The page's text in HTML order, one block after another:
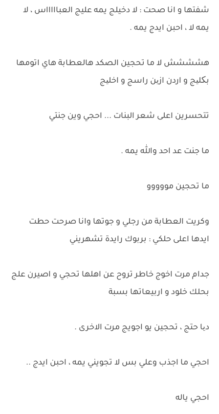
شفتها و انا صحت : لا دخيلج يمه عليج العباااااس ، لا
يمه لا ، احبن ايدج يمه .
هشششش لا ما تحجين الصكد هالعطابة هاي اتومها
بکلیج و اردن ازین راسج و اخلیج
تتحسرين اعلى شعر البنات ... احجي وين جنتي
ما جنت عد احد والله يمه .
ما تحجين مووووو
وكريت العطابة من رجلي و جوتها وانا صرحت حطت
ايدها اعلى حلكي : بربوك رايدة تشهريني
جدام مرت اخوج خاطر تروح عن اهلها تحجي و اصيرن علج
بحلك خلود و اربيعاتها بسبة
دیا حتج ، تحجين يو اجويج مرت الاخرى .
احجي ما اجذب وعلي بس لا تجويني يمه ، احبن ايدج ..
احجي ياله